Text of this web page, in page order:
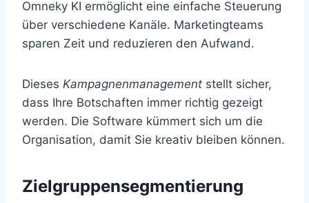
Omneky KI ermöglicht eine einfache Steuerung
über verschiedene Kanäle. Marketingteams
sparen Zeit und reduzieren den Aufwand.
Dieses Kampagnenmanagement stellt sicher,
dass Ihre Botschaften immer richtig gezeigt
werden. Die Software kümmert sich um die
Organisation, damit Sie kreativ bleiben können.
Zielgruppensegmentierung